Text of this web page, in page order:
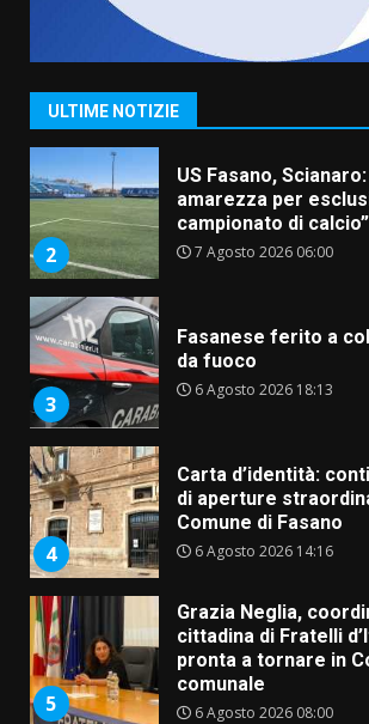
ULTIME NOTIZIE
1
“I Contestatori:
Rivoluzione”: nuovo
appuntamento con
2
US Fasano,
amarezza per
campionato di calcio”
7 Agosto 2026 06:00
3
Fasanese ferito a
da fuoco
6 Agosto 2026 18:13
4
Carta d’identità:
di aperture
Comune di Fasano
6 Agosto 2026 14:16
5
Grazia Neglia,
cittadina di Fratelli
pronta a tornare in
comunale
6 Agosto 2026 08:00